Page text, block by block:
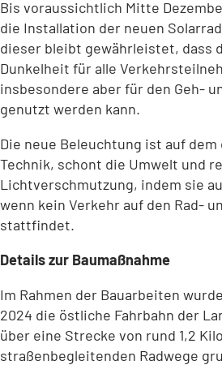
Bis voraussichtlich Mitte
die Installation der neuen
dieser bleibt gewährleistet, dass
Dunkelheit für alle
insbesondere aber für den Geh-
genutzt werden kann.
Die neue Beleuchtung ist auf
Technik, schont die Umwelt und
Lichtverschmutzung, indem sie
wenn kein Verkehr auf den Rad-
stattfindet.
Details zur Baumaßnahme
Im Rahmen der Bauarbeiten
2024 die östliche Fahrbahn der
über eine Strecke von rund 1,2
straßenbegleitenden Radwege